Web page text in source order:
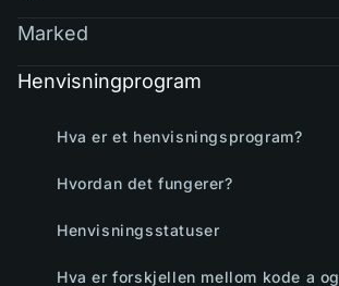
Marked
Henvisningprogram
Hva er et henvisningsprogram?
Hvordan det fungerer?
Henvisningsstatuser
Hva er forskjellen mellom kode a og